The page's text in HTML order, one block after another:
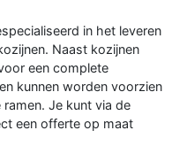
in het leveren
Naast kozijnen
een complete
kunnen worden voorzien
Je kunt via de
een offerte op maat